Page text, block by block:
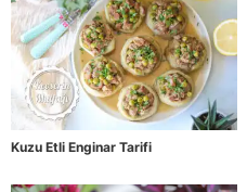
Kuzu Etli Enginar Tarifi